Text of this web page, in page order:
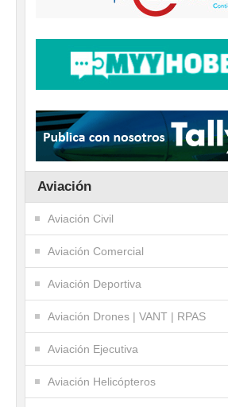
Aviación
Aviación Civil
Aviación Comercial
Aviación Deportiva
Aviación Drones | VANT | RPAS
Aviación Ejecutiva
Aviación Helicópteros